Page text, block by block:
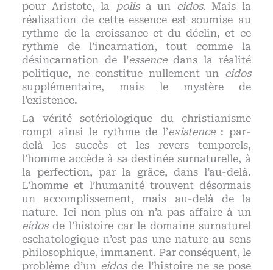
pour Aristote, la
polisa un eidos. Mais la
réalisation de cette essence est soumise au
rythme de la croissance et du déclin, et ce
rythme de l’incarnation, tout comme la
désincarnation de l’essencedans la réalité
politique, ne constitue nullement un eidos
supplémentaire, mais le mystère de
l’existence.
La vérité sotériologique du christianisme
rompt ainsi le rythme de l’existence: par-
delà les succès et les revers temporels,
l’homme accède à sa destinée surnaturelle, à
la perfection, par la grâce, dans l’au-delà.
L’homme et l’humanité trouvent désormais
un accomplissement, mais au-delà de la
nature. Ici non plus on n’a pas affaire à un
eidosde l’histoire car le domaine surnaturel
eschatologique n’est pas une nature au sens
philosophique, immanent. Par conséquent, le
problème d’un eidosde l’histoire ne se pose